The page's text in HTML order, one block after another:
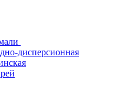
дисперсионная